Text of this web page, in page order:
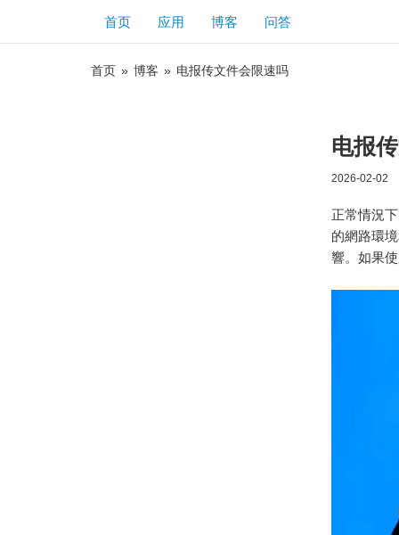
首页 应用 博客 问答
首页 » 博客 » 电报传文件会限速吗
电报
2026-02-02
正常情況
的網路環
響。如果